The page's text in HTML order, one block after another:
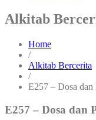
Alkitab
Home
/
Alkitab Bercerita
/
E257 – Dosa dan
E257 – Dosa dan